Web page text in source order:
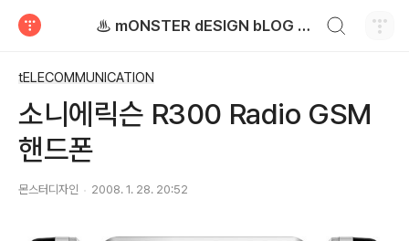
♨ mONSTER dESIGN bLOG - 몬스터디자인 블로그
tELECOMMUNICATION
소니에릭슨 R300 Radio GSM
핸드폰
몬스터디자인 2008. 1. 28. 20:52